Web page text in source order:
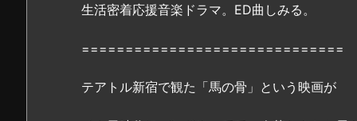
壊
な
生活密着応援音楽ドラマ。ED曲しみる。
==============================
テアトル新宿で観た「馬の骨」という映画が